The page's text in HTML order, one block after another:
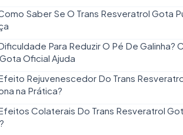
Saber Se O Trans Resveratrol Gota
Para Reduzir O Pé De Galinha?
Oficial Ajuda
Rejuvenescedor Do Trans
na Prática?
Colaterais Do Trans Resveratrol